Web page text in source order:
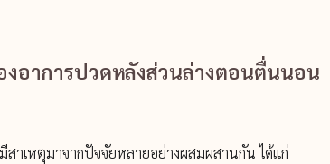
อาการปวดหลังส่วนล่างตอนตื่นนอน
าเหตุมาจากปัจจัยหลายอย่างผสมผสานกัน ได้แก่